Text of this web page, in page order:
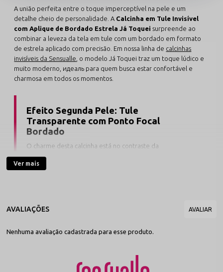
A união perfeita entre o toque imperceptível na pele e um
detalhe cheio de personalidade. A Calcinha em Tule Invisível
com Aplique de Bordado Estrela Já Toquei surpreende ao
combinar a leveza da tela em tule com um bordado em formato
de estrela aplicado com precisão. Em nossa linha de calcinhas
invisíveis da Sensualle , o modelo Já Toquei traz um toque lúdico e
muito moderno, идеаль para quem busca estar confortável e
charmosa em todos os momentos.
Efeito Segunda Pele: Tule
Transparente com Ponto Focal
Bordado
O charme desta calcinha está no contraste da
transparência total do tecido com o aplique estrelado. O
tule ultra leve se adapta aos contornos do corpo de forma
Desenvolvida com acabamento plano nas bordas e elásticos
macios de perfil baixo, esta peça adere suavemente ao quadril
traseiro é confortável e acompanha a curvatura do bumbum de
forma natural. Pensando no cuidado com a saúde intima, a calcinha
Ver mais
Nenhuma avaliação cadastrada para esse produto.